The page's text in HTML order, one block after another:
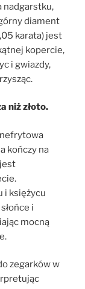
nadgarstku,
diament
karata) jest
kopercie,
i gwiazdy,
niż złoto.
nefrytowa
kończy na
i księżycu
i
mocną
zegarków w